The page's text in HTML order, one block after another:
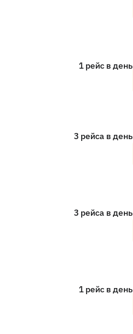
1 рейс в день
3 рейсa в день
3 рейсa в день
1 рейс в день